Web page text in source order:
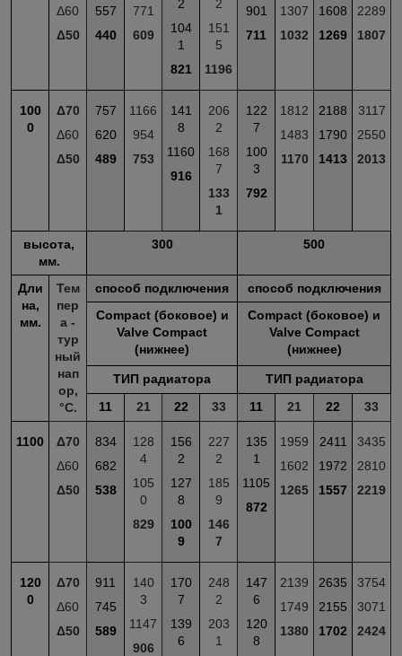
Δ60
Δ50
557
440
771
609
2
104
1
821
2
151
5
1196
901
711
1307
1032
1608
1269
2289
1807
100
0
Δ70
Δ60
Δ50
757
620
489
1166
954
753
141
8
1160
916
206
2
168
7
133
1
122
7
100
3
792
1812
1483
1170
2188
1790
1413
3117
2550
2013
высота,
мм.
300 500
Дли
на,
мм.
Тем
пер
а -
тур
ный
нап
ор,
°С.
способ подключения
способ подключения
Compact (боковое) и
Valve Compact
(нижнее)
Compact (боковое) и
Valve Compact
(нижнее)
ТИП радиатора
ТИП радиатора
11
21 22 33 11 21 22 33
1100
Δ70
Δ60
Δ50
834
682
538
128
4
105
0
829
156
2
127
8
100
9
227
2
185
9
146
7
135
1
1105
872
1959
1602
1265
2411
1972
1557
3435
2810
2219
120
0
Δ70
Δ60
Δ50
911
745
589
140
3
1147
906
170
7
139
6
248
2
203
1
147
6
120
8
2139
1749
1380
2635
2155
1702
3754
3071
2424